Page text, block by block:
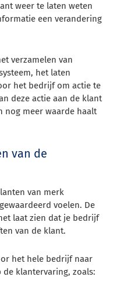
weer te laten weten
een verandering
verzamelen van
het laten
het bedrijf om actie te
deze actie aan de klant
nog meer waarde haalt
van de
van merk
voelen. De
laat zien dat je bedrijf
van de klant.
het hele bedrijf naar
klantervaring, zoals: